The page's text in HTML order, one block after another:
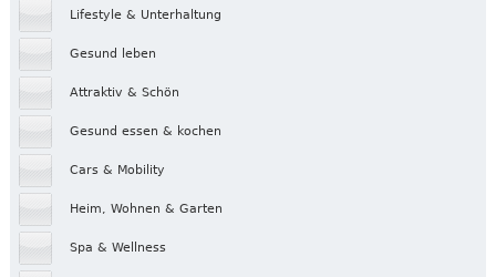
Lifestyle & Unterhaltung
Gesund leben
Attraktiv & Schön
Gesund essen & kochen
Cars & Mobility
Heim, Wohnen & Garten
Spa & Wellness